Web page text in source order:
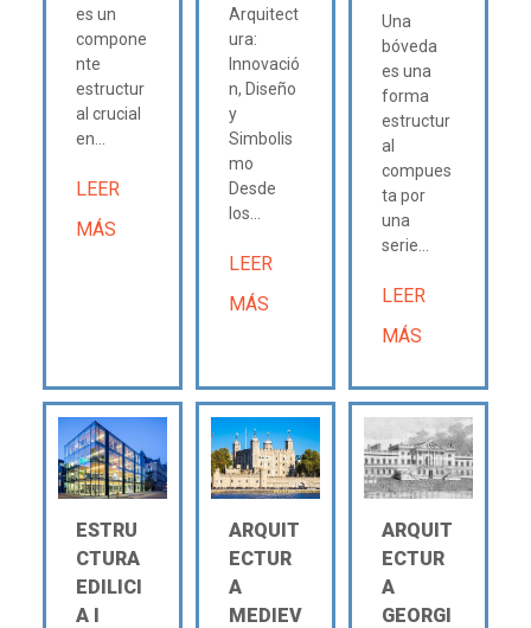
es un
compone
nte
estructur
al crucial
en...
LEER
MÁS
Arquitect
ura:
Innovació
n, Diseño
y
Simbolis
mo
Desde
los...
LEER
MÁS
Una
bóveda
es una
forma
estructur
al
compues
ta por
una
serie...
LEER
MÁS
ESTRU
CTURA
EDILICI
A Ι
ARQUIT
ECTUR
A
MEDIEV
ARQUIT
ECTUR
A
GEORGI